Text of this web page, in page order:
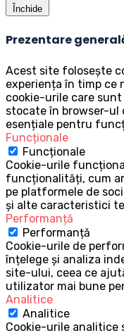
Închide
Prezentare
Acest site folosește
experiența în timp ce
cookie-urile care
stocate în browser-ul
esențiale pentru
Funcționale
Funcționale
Cookie-urile
funcționalități, cum
pe platformele de
și alte caracteristici
Performanță
Performanță
Cookie-urile de
înțelege și analiza
site-ului, ceea ce
utilizator mai bune
Analitice
Analitice
Cookie-urile